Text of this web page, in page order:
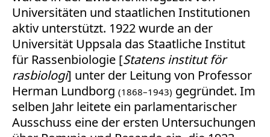
Universitäten und staatlichen Institutionen
aktiv unterstützt. 1922 wurde an der
Universität Uppsala das Staatliche Institut
für Rassenbiologie [Statens institut för
rasbiologi] unter der Leitung von Professor
Herman Lundborg (1868–1943) gegründet. Im
selben Jahr leitete ein parlamentarischer
Ausschuss eine der ersten Untersuchungen